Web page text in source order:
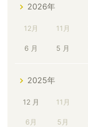
2026年
12月 11月
6 月 5 月
2025年
12 月 11月
6月 5月